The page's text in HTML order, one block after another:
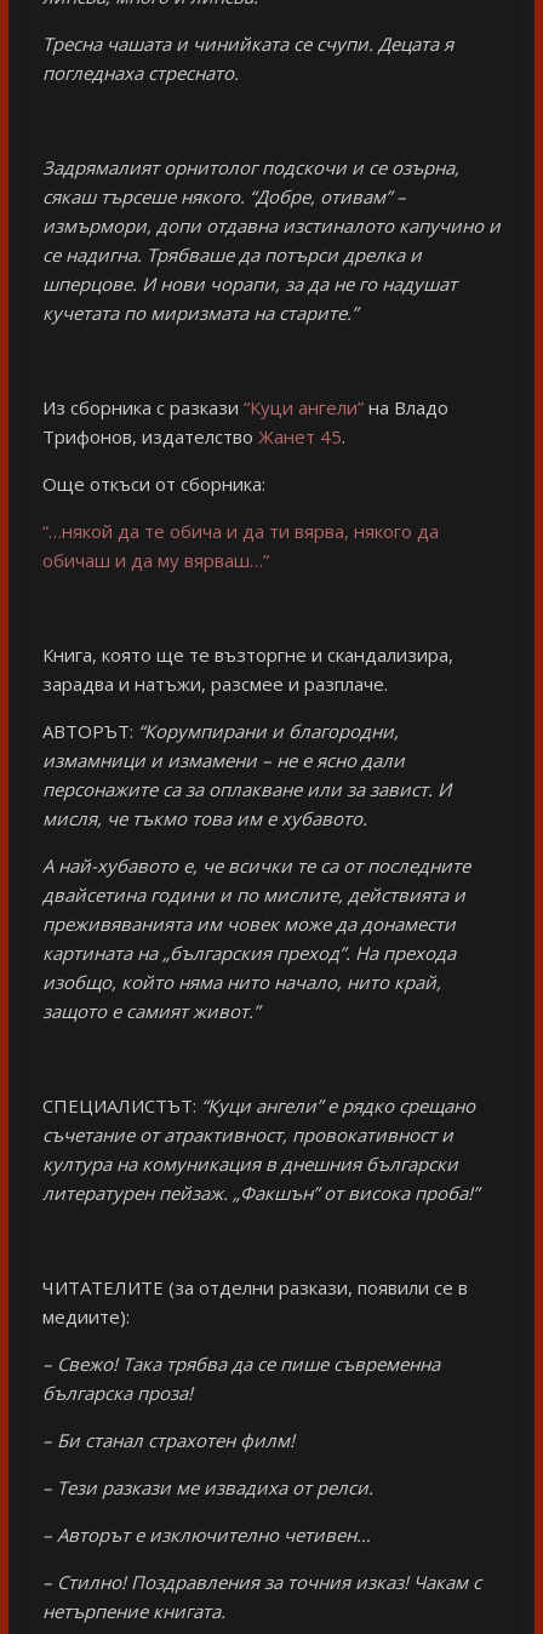
Тресна чашата и чинийката се счупи. Децата я
погледнаха стреснато.
Задрямалият орнитолог подскочи и се озърна,
сякаш търсеше някого. “Добре, отивам” –
измърмори, допи отдавна изстиналото капучино и
се надигна. Трябваше да потърси дрелка и
шперцове. И нови чорапи, за да не го надушат
кучетата по миризмата на старите.”
Из сборника с разкази “Куци ангели”на Владо
Трифонов, издателство Жанет 45.
Още откъси от сборника:
“…някой да те обича и да ти вярва, някого да
обичаш и да му вярваш…”
Книга, която ще те възторгне и скандализира,
зарадва и натъжи, разсмее и разплаче.
АВТОРЪТ: “Корумпирани и благородни,
измамници и измамени – не е ясно дали
персонажите са за оплакване или за завист. И
мисля, че тъкмо това им е хубавото.
А най-хубавото е, че всички те са от последните
двайсетина години и по мислите, действията и
преживяванията им човек може да донамести
картината на „българския преход”. На прехода
изобщо, който няма нито начало, нито край,
защото е самият живот.”
СПЕЦИАЛИСТЪТ: “Куци ангели” е рядко срещано
съчетание от атрактивност, провокативност и
култура на комуникация в днешния български
литературен пейзаж. „Факшън” от висока проба!”
ЧИТАТЕЛИТЕ (за отделни разкази, появили се в
медиите):
– Свежо! Така трябва да се пише съвременна
българска проза!
– Би станал страхотен филм!
– Тези разкази ме извадиха от релси.
– Авторът е изключително четивен…
– Стилно! Поздравления за точния изказ! Чакам с
нетърпение книгата.